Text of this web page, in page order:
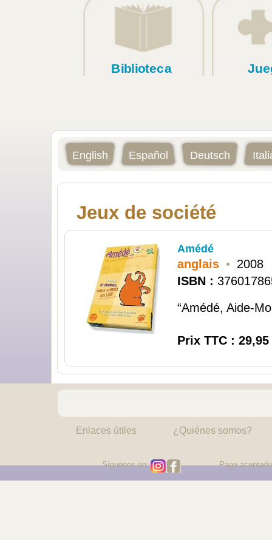
Biblioteca
English Español Deutsch
Jeux de société
Amédé
anglais • 2008
ISBN :
“Amédé, Aide-
Prix TTC : 29,95
Enlaces útiles ¿Quiénes somos?
Síguenos en: Pago